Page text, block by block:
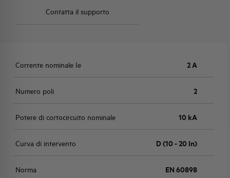
Contatta il supporto
Corrente nominale Ie 2 A
Numero poli 2
Potere di cortocircuito nominale 10 kA
Curva di intervento D (10 - 20 In)
Norma EN 60898